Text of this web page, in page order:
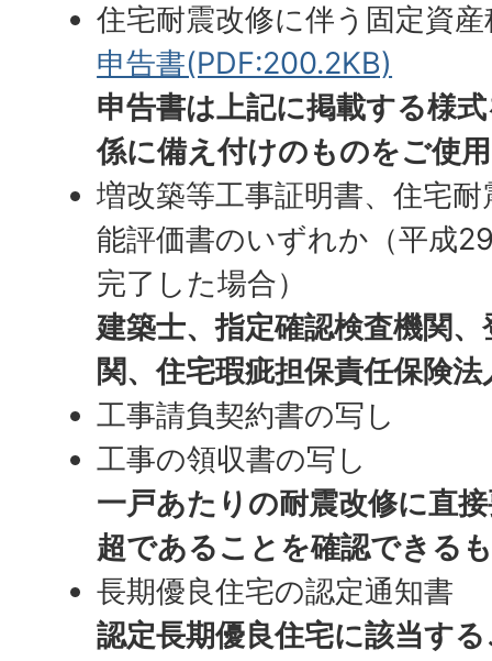
住宅耐震改修に伴う固定資
申告書(PDF:200.2KB)
申告書は上記に掲載する様
係に備え付けのものをご使
増改築等工事証明書、住宅
能評価書のいずれか（平成
完了した場合）
建築士、指定確認検査機関
関、住宅瑕疵担保責任保険
工事請負契約書の写し
工事の領収書の写し
一戸あたりの耐震改修に直
超であることを確認できる
長期優良住宅の認定通知書
認定長期優良住宅に該当す